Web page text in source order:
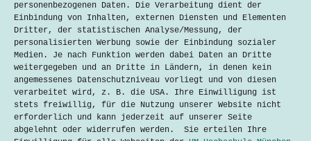
personenbezogenen Daten. Die Verarbeitung dient der
Einbindung von Inhalten, externen Diensten und Elementen
Dritter, der statistischen Analyse/Messung, der
personalisierten Werbung sowie der Einbindung sozialer
Medien. Je nach Funktion werden dabei Daten an Dritte
weitergegeben und an Dritte in Ländern, in denen kein
angemessenes Datenschutzniveau vorliegt und von diesen
verarbeitet wird, z. B. die USA. Ihre Einwilligung ist
stets freiwillig, für die Nutzung unserer Website nicht
erforderlich und kann jederzeit auf unserer Seite
abgelehnt oder widerrufen werden. Sie erteilen Ihre
China hat sich zum Ziel gesetzt,
weltweit technologischer Vorreiter zu
werden, besonders im Digitalen.
Entwicklungen und Innovationen
fließen jedoch nicht nur in neue
Produkte, sondern auch in eine nahezu
flächendeckende Überwachung. Ausbau
der Überwachung Seit 2012 ist Xi
Jinping das…
Lesen